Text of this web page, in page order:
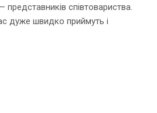
представників співтовариства.
дуже швидко приймуть і